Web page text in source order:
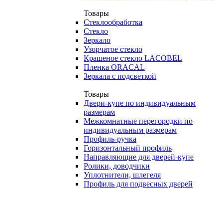
Товары
Стеклообработка
Стекло
Зеркало
Узорчатое стекло
Крашеное стекло LACOBEL
Пленка ORACAL
Зеркала с подсветкой
Товары
Двери-купе по индивидуальным
размерам
Межкомнатные перегородки по
индивидуальным размерам
Профиль-ручка
Горизонтальный профиль
Направляющие для дверей-купе
Ролики, доводчики
Уплотнители, шлегеля
Профиль для подвесных дверей